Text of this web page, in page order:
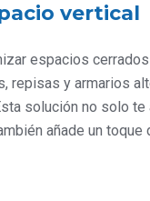
vertical
espacios
repisas y armarios
solución no solo te
añade un toque